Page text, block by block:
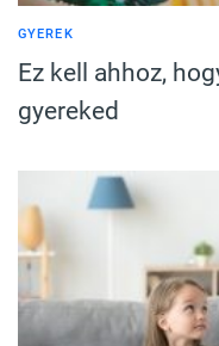
GYEREK
Ez kell ahhoz,
gyereked